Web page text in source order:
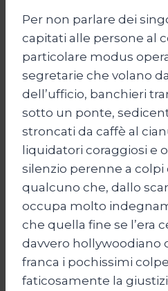
Per non parlare dei
capitati alle persone al
particolare modus
segretarie che volano
dell’ufficio, banchieri
sotto un ponte,
stroncati da caffè al
liquidatori coraggiosi e
silenzio perenne a colpi
qualcuno che, dallo
occupa molto
che quella fine se l’era
davvero hollywoodiano
franca i pochissimi
faticosamente la